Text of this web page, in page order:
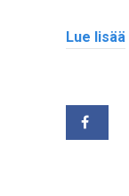
Lue lisää